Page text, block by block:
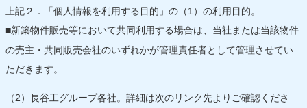
上記２．「個人情報を利用する目的」の（1）の利用目的。
■新築物件販売等において共同利用する場合は、当社または当該物件
の売主・共同販売会社のいずれかが管理責任者として管理させてい
ただきます。
（2）長谷工グループ各社。詳細は次のリンク先よりご確認くださ